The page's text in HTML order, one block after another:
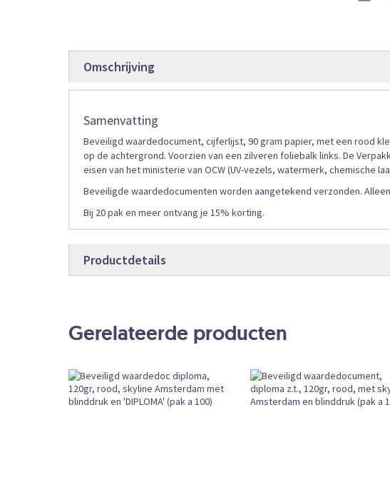
Omschrijving
Samenvatting
Beveiligd waardedocument, cijferlijst, 90 gram papier, met een rood
op de achtergrond. Voorzien van een zilveren foliebalk links. De
eisen van het ministerie van OCW (UV-vezels, watermerk, chemische
Beveiligde waardedocumenten worden aangetekend verzonden.
Bij 20 pak en meer ontvang je 15% korting.
Productdetails
Producttype Formulieren
Levertijd Vandaag vóór 12:00 uur
Beschikbaarheid Leverbaar
Gerelateerde producten